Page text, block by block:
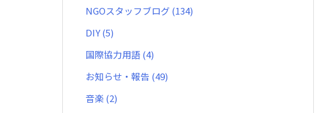
NGOスタッフブログ(134)
DIY(5)
国際協力用語(4)
お知らせ・報告 (49)
音楽(2)